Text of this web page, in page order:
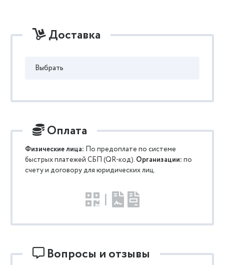
Доставка
Выбрать
Оплата
Физические лица: По предоплате по системе
быстрых платежей СБП (QR-код). Организации: по
счету и договору для юридических лиц.
|
Вопросы и отзывы